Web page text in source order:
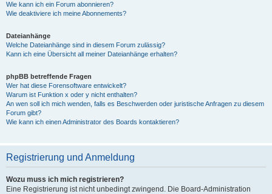
Wie kann ich ein Forum abonnieren?
Wie deaktiviere ich meine Abonnements?
Dateianhänge
Welche Dateianhänge sind in diesem Forum zulässig?
Kann ich eine Übersicht all meiner Dateianhänge erhalten?
phpBB betreffende Fragen
Wer hat diese Forensoftware entwickelt?
Warum ist Funktion x oder y nicht enthalten?
An wen soll ich mich wenden, falls es Beschwerden oder juristische Anfragen zu diesem
Forum gibt?
Wie kann ich einen Administrator des Boards kontaktieren?
Registrierung und Anmeldung
Wozu muss ich mich registrieren?
Eine Registrierung ist nicht unbedingt zwingend. Die Board-Administration